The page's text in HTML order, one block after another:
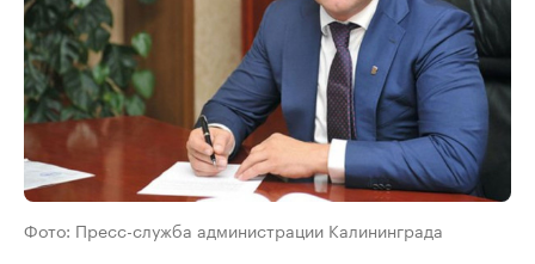
Фото: Пресс-служба администрации Калининграда